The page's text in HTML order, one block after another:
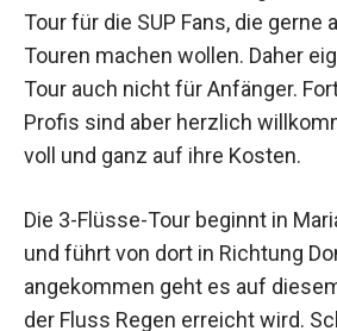
Tour für die SUP Fans, die gerne
Touren machen wollen. Daher
Tour auch nicht für Anfänger.
Profis sind aber herzlich
voll und ganz auf ihre Kosten.
Die 3-Flüsse-Tour beginnt in
und führt von dort in Richtung
angekommen geht es auf
der Fluss Regen erreicht wird.